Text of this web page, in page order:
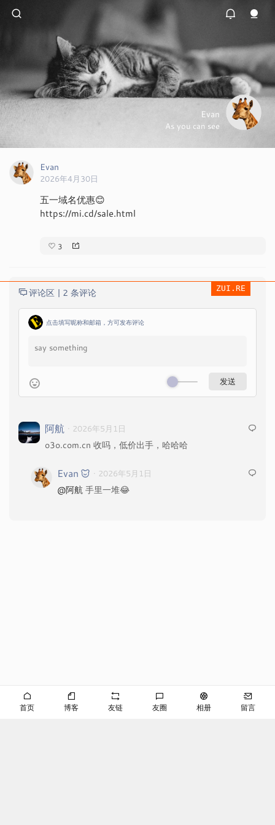
Evan
As you can see
Evan
2026年4月30日
五一域名优惠😊
https://mi.cd/sale.html
3
评论区 | 2 条评论
点击填写昵称和邮箱，方可发布评论
阿航 · 2026年5月1日
o3o.com.cn 收吗，低价出手，哈哈哈
Evan · 2026年5月1日
@阿航 手里一堆😂
首页 博客 友链 友圈 相册 留言
ZUI.RE